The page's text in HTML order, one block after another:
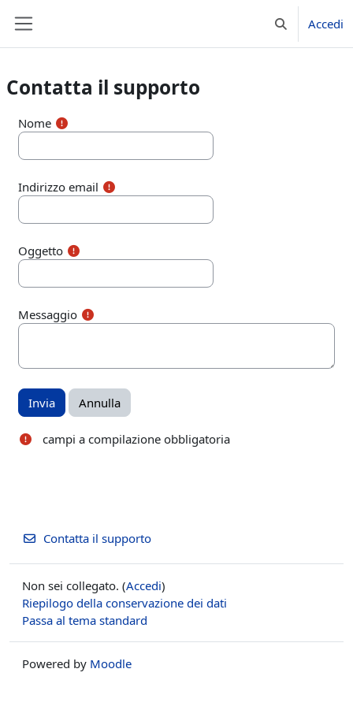
Attiva/Accedi
Contatta il supporto
Nome
Indirizzo email
Oggetto
Messaggio
campi a compilazione obbligatoria
Contatta il supporto
Non sei collegato. (Accedi)
Riepilogo della conservazione dei dati
Passa al tema standard
Powered by Moodle